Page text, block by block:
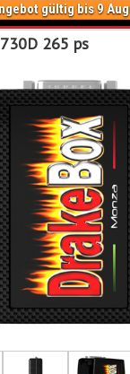
gültig bis 9
265 ps